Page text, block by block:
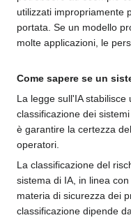
utilizzati impropriamente
portata. Se un modello
molte applicazioni, le
Come sapere se un
La legge sull'IA
classificazione dei
è garantire la certezza
operatori.
La classificazione del
sistema di IA, in linea
materia di sicurezza dei
classificazione dipende